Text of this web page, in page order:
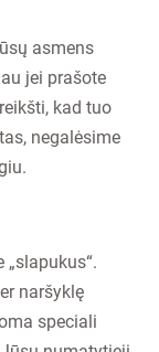
asmens
jei prašote
kad tuo
negalėsime
naršyklę
speciali